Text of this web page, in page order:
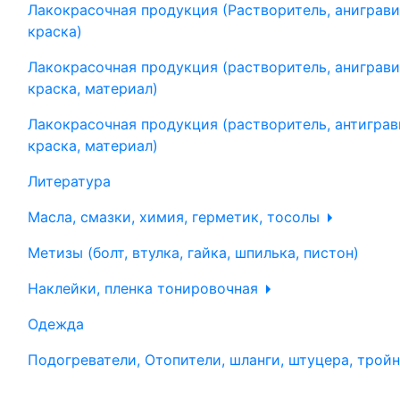
Лакокрасочная продукция (Растворитель,
краска)
Лакокрасочная продукция (растворитель,
краска, материал)
Лакокрасочная продукция (растворитель,
краска, материал)
Литература
Масла, смазки, химия, герметик, тосолы
Метизы (болт, втулка, гайка, шпилька, пистон)
Наклейки, пленка тонировочная
Одежда
Подогреватели, Отопители, шланги, штуцера,